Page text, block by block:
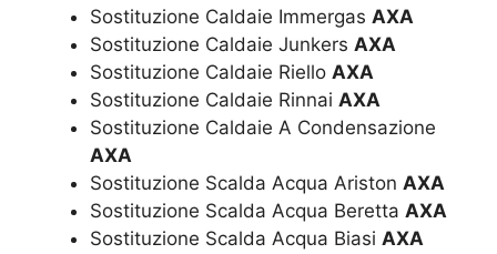
Sostituzione Caldaie Immergas AXA
Sostituzione Caldaie Junkers AXA
Sostituzione Caldaie Riello AXA
Sostituzione Caldaie Rinnai AXA
Sostituzione Caldaie A Condensazione
AXA
Sostituzione Scalda Acqua Ariston AXA
Sostituzione Scalda Acqua Beretta AXA
Sostituzione Scalda Acqua Biasi AXA